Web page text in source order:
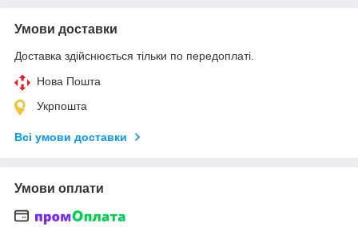
Умови доставки
Доставка здійснюється тільки по передоплаті.
Нова Пошта
Укрпошта
Всі умови доставки
Умови оплати